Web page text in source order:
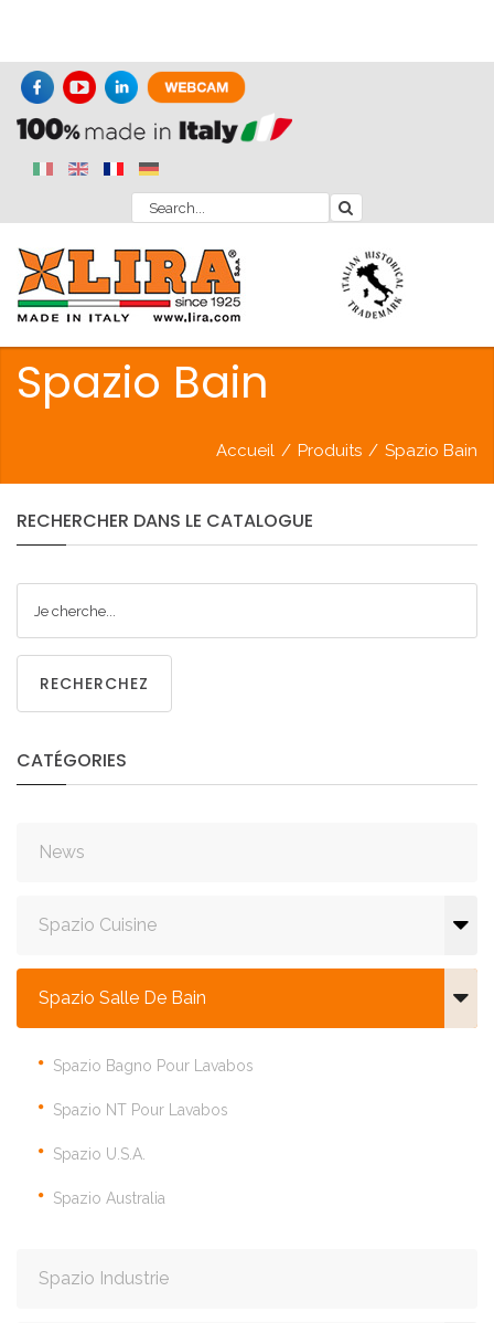
Spazio Bain
Accueil / Produits / Spazio Bain
RECHERCHER DANS LE CATALOGUE
RECHERCHEZ
CATÉGORIES
News
Spazio Cuisine
Spazio Salle De Bain
Spazio Bagno Pour Lavabos
Spazio NT Pour Lavabos
Spazio U.S.A.
Spazio Australia
Spazio Industrie